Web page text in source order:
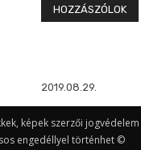
2019.08.29.
képek szerzői
engedéllyel történhet ©